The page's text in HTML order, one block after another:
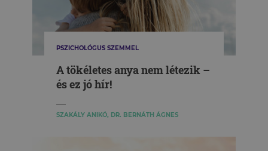
PSZICHOLÓGUS SZEMMEL
A tökéletes anya nem létezik –
és ez jó hír!
SZAKÁLY ANIKÓ, DR. BERNÁTH ÁGNES